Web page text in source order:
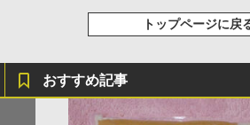
トップページに戻
おすすめ記事